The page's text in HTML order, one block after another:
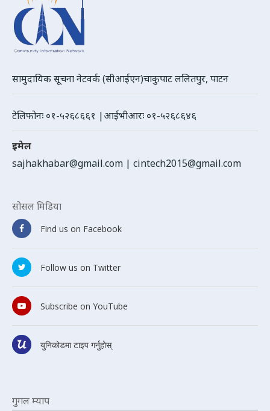
सामुदायिक सूचना नेटवर्क (सीआईएन)चाकुपाट ललितपुर, पाटन
टेलिफोनः ०१-५२६८६६१ |आईभीआरः ०१-५२६८६४६
इमेल
sajhakhabar@gmail.com | cintech2015@gmail.com
सोसल मिडिया
Find us on Facebook
Follow us on Twitter
Subscribe on YouTube
युनिकोडमा टाइप गर्नुहोस्
गुगल म्याप